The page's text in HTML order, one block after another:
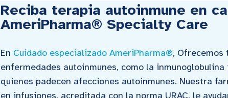
Reciba terapia autoinmune en
AmeriPharma® Specialty Care
En Cuidado especializado AmeriPharma®,
enfermedades autoinmunes, como la
quienes padecen afecciones autoinmunes. Nuestra
en infusiones, acreditada con la norma URAC, le